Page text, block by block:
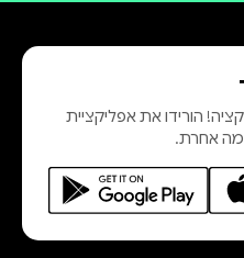
הורידו את אפליקציית
אחרת.